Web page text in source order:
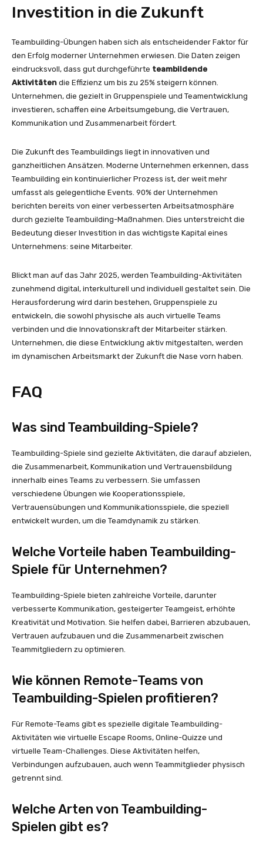
Investition in die Zukunft
Teambuilding-Übungen haben sich als entscheidender Faktor für
den Erfolg moderner Unternehmen erwiesen. Die Daten zeigen
eindrucksvoll, dass gut durchgeführte teambildende
Aktivitäten die Effizienz um bis zu 25% steigern können.
Unternehmen, die gezielt in Gruppenspiele und Teamentwicklung
investieren, schaffen eine Arbeitsumgebung, die Vertrauen,
Kommunikation und Zusammenarbeit fördert.
Die Zukunft des Teambuildings liegt in innovativen und
ganzheitlichen Ansätzen. Moderne Unternehmen erkennen, dass
Teambuilding ein kontinuierlicher Prozess ist, der weit mehr
umfasst als gelegentliche Events. 90% der Unternehmen
berichten bereits von einer verbesserten Arbeitsatmosphäre
durch gezielte Teambuilding-Maßnahmen. Dies unterstreicht die
Bedeutung dieser Investition in das wichtigste Kapital eines
Unternehmens: seine Mitarbeiter.
Blickt man auf das Jahr 2025, werden Teambuilding-Aktivitäten
zunehmend digital, interkulturell und individuell gestaltet sein. Die
Herausforderung wird darin bestehen, Gruppenspiele zu
entwickeln, die sowohl physische als auch virtuelle Teams
verbinden und die Innovationskraft der Mitarbeiter stärken.
Unternehmen, die diese Entwicklung aktiv mitgestalten, werden
im dynamischen Arbeitsmarkt der Zukunft die Nase vorn haben.
FAQ
Was sind Teambuilding-Spiele?
Teambuilding-Spiele sind gezielte Aktivitäten, die darauf abzielen,
die Zusammenarbeit, Kommunikation und Vertrauensbildung
innerhalb eines Teams zu verbessern. Sie umfassen
verschiedene Übungen wie Kooperationsspiele,
Vertrauensübungen und Kommunikationsspiele, die speziell
entwickelt wurden, um die Teamdynamik zu stärken.
Welche Vorteile haben Teambuilding-
Spiele für Unternehmen?
Teambuilding-Spiele bieten zahlreiche Vorteile, darunter
verbesserte Kommunikation, gesteigerter Teamgeist, erhöhte
Kreativität und Motivation. Sie helfen dabei, Barrieren abzubauen,
Vertrauen aufzubauen und die Zusammenarbeit zwischen
Teammitgliedern zu optimieren.
Wie können Remote-Teams von
Teambuilding-Spielen profitieren?
Für Remote-Teams gibt es spezielle digitale Teambuilding-
Aktivitäten wie virtuelle Escape Rooms, Online-Quizze und
virtuelle Team-Challenges. Diese Aktivitäten helfen,
Verbindungen aufzubauen, auch wenn Teammitglieder physisch
getrennt sind.
Welche Arten von Teambuilding-
Spielen gibt es?